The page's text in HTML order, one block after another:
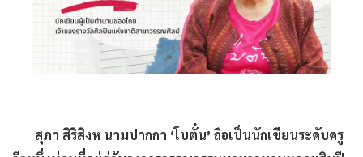
สุภา สิริสิงห นามปากกา ‘โบตั๋น’ ถือเป็นนักเขียนระดับครู